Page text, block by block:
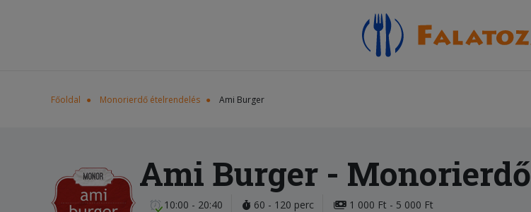
Főoldal Monorierdő ételrendelés Ami Burger
Ami Burger - Monorierdő
10:00 - 20:40 60 - 120 perc 1 000 Ft - 5 000 Ft